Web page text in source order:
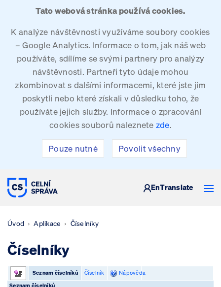
Tato webová stránka používá cookies.
K analýze návštěvnosti využíváme soubory cookies
– Google Analytics. Informace o tom, jak náš web
používáte, sdílíme se svými partnery pro analýzy
návštěvnosti. Partneři tyto údaje mohou
zkombinovat s dalšími informacemi, které jste jim
poskytli nebo které získali v důsledku toho, že
používáte jejich služby. Informace o zpracování
cookies souborů naleznete zde.
Pouze nutné Povolit všechny
CELNÍ SPRÁVA ČESKÉ REPUBLIKY
EnTranslate
Úvod Aplikace Číselníky
Číselníky
Seznam číselníků Číselník
Nápověda
Seznam číselníků